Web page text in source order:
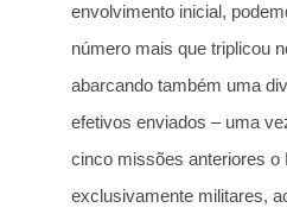
envolvimento inicial,
número mais que triplicou
abarcando também uma
efetivos enviados – uma
cinco missões anteriores o
exclusivamente militares,